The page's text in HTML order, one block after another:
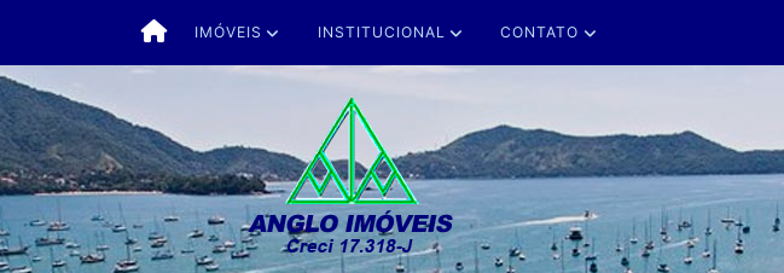
IMÓVEIS INSTITUCIONAL CONTATO